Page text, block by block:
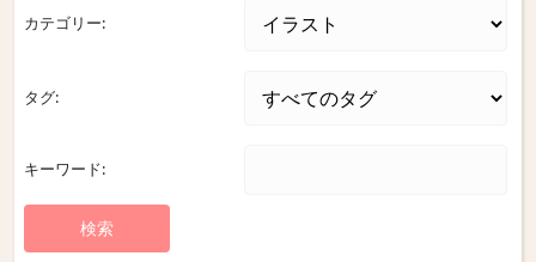
カテゴリー:
タグ:
キーワード: